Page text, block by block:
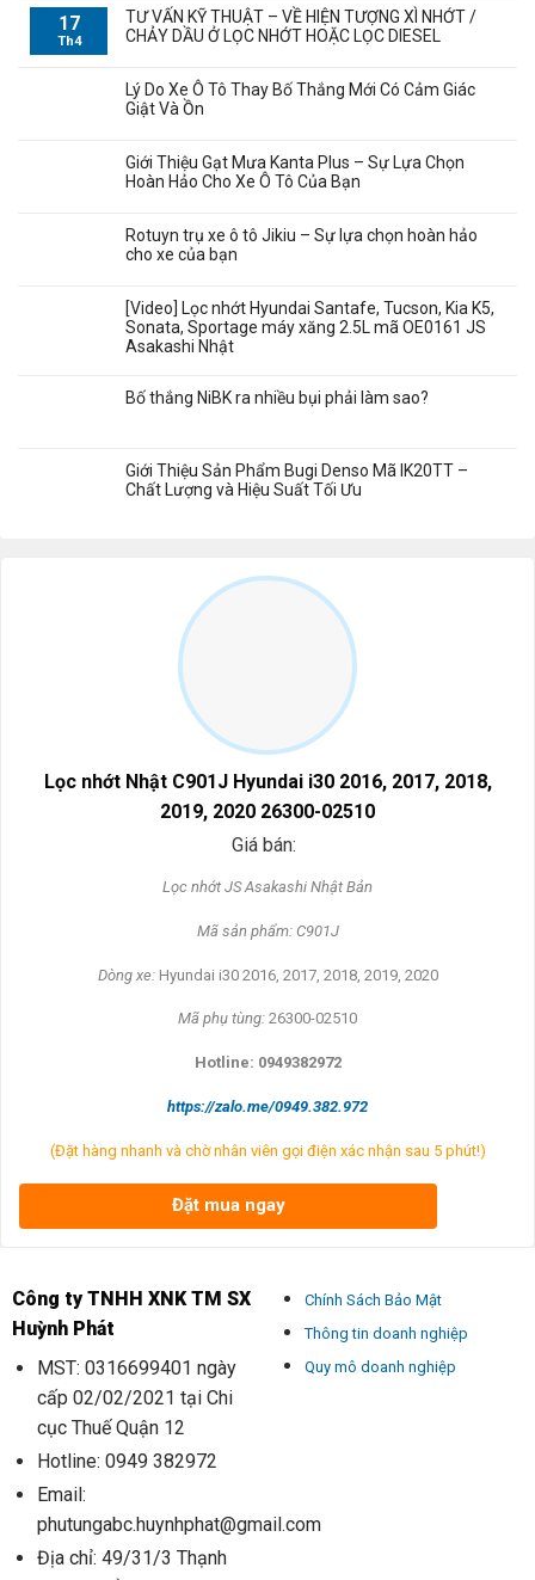
17
Th4
TƯ VẤN KỸ THUẬT – VỀ HIỆN TƯỢNG XÌ NHỚT /
CHẢY DẦU Ở LỌC NHỚT HOẶC LỌC DIESEL
Lý Do Xe Ô Tô Thay Bố Thắng Mới Có Cảm Giác
Giật Và Ồn
Giới Thiệu Gạt Mưa Kanta Plus – Sự Lựa Chọn
Hoàn Hảo Cho Xe Ô Tô Của Bạn
Rotuyn trụ xe ô tô Jikiu – Sự lựa chọn hoàn hảo
cho xe của bạn
[Video] Lọc nhớt Hyundai Santafe, Tucson, Kia K5,
Sonata, Sportage máy xăng 2.5L mã OE0161 JS
Asakashi Nhật
Bố thắng NiBK ra nhiều bụi phải làm sao?
Giới Thiệu Sản Phẩm Bugi Denso Mã IK20TT –
Chất Lượng và Hiệu Suất Tối Ưu
Lọc nhớt Nhật C901J Hyundai i30 2016, 2017, 2018,
2019, 2020 26300-02510
Giá bán:
L ọc nhớt JS Asakashi Nhật Bản
Mã sản phẩm: C901J
Dòng xe: Hyundai i30 2016, 2017, 2018, 2019, 2020
Mã phụ tùng: 26300-02510
Hotline: 0949382972
https://zalo.me/0949.382.972
(Đặt hàng nhanh và chờ nhân viên gọi điện xác nhận sau 5 phút!)
Đặt mua ngay
Công ty TNHH XNK TM SX
Huỳnh Phát
MST: 0316699401 ngày
cấp 02/02/2021 tại Chi
cục Thuế Quận 12
Hotline: 0949 382972
Email:
phutungabc.huynhphat@gmail.com
Địa chỉ: 49/31/3 Thạnh
Chính Sách Bảo Mật
Thông tin doanh nghiệp
Quy mô doanh nghiệp